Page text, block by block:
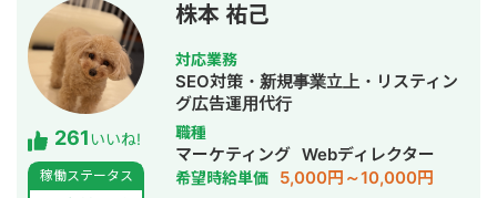
261いいね!
稼働ステータス
株本 祐己
対応業務
SEO対策・新規事業立上・リスティン
グ広告運用代行
職種
マーケティング Webディレクター
希望時給単価 5,000円～10,000円